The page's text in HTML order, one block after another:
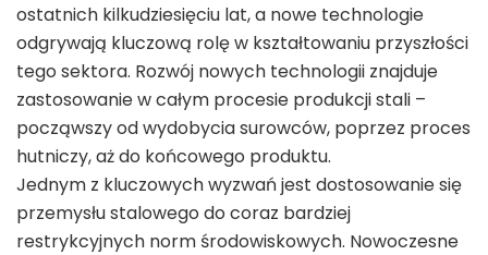
ostatnich kilkudziesięciu lat, a nowe technologie
odgrywają kluczową rolę w kształtowaniu przyszłości
tego sektora. Rozwój nowych technologii znajduje
zastosowanie w całym procesie produkcji stali –
począwszy od wydobycia surowców, poprzez proces
hutniczy, aż do końcowego produktu.
Jednym z kluczowych wyzwań jest dostosowanie się
przemysłu stalowego do coraz bardziej
restrykcyjnych norm środowiskowych. Nowoczesne